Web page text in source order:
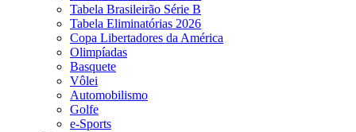
Tabela Brasileirão Série B
Tabela Eliminatórias 2026
Copa Libertadores da América
Olimpíadas
Basquete
Vôlei
Automobilismo
Golfe
e-Sports